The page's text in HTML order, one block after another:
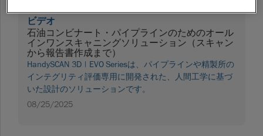
ビデオ
石油コンビナート・パイプラインのためのオール
インワンスキャニングソリューション（スキャン
から報告書作成まで）
HandySCAN 3D | EVO Seriesは、パイプラインや精製所の
インテグリティ評価専用に開発された、人間工学に基づ
いた設計のソリューションです。
08/25/2025